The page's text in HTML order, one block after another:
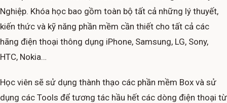
Nghiệp. Khóa học bao gồm toàn bộ tất cả những lý thuyết,
kiến thức và kỹ năng phần mềm cần thiết cho tất cả các
hãng điện thoại thông dụng iPhone, Samsung, LG, Sony,
HTC, Nokia…
Học viên sẽ sử dụng thành thạo các phần mềm Box và sử
dụng các Tools để tương tác hầu hết các dòng điện thoại từ